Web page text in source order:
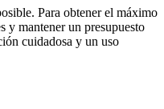
Para obtener el máximo
y mantener un presupuesto
cuidadosa y un uso